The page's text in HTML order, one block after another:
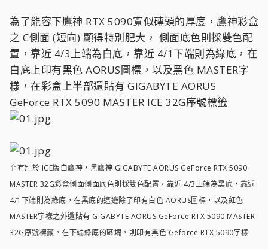
為了能容下鷹神 RTX 5090寬似磚頭的厚度，鷹神彩盒
之 C側面 (短向) 顯得特別肥大， 側面底色則採雙色配
置，靠近 4/3上端為白底，靠近 4/1下端則為綠底，在
白底上印有黑色 AORUS圖標，以及黑色 MASTER字
樣，在彩盒上半部還貼有 GIGABYTE AORUS
GeForce RTX 5090 MASTER ICE 32G序號標籤
⇧有別於 ICE版白鷹神，黑鷹神 GIGABYTE AORUS GeForce RTX 5090
MASTER 32G彩盒側面側面底色則採雙色配置，靠近 4/3上端為黑底，靠近
4/1下端則為綠底，在黑底的這邊除了印有白色 AORUS圖標，以及紅色
MASTER字樣之外還貼有 GIGABYTE AORUS GeForce RTX 5090 MASTER
32G序號標籤，在下端綠底的區塊，則印有黑色 Geforce RTX 5090字樣